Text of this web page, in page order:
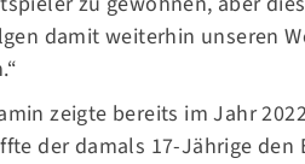
damit weiterhin unseren
zeigte bereits im Jahr
der damals 17-Jährige
united.de